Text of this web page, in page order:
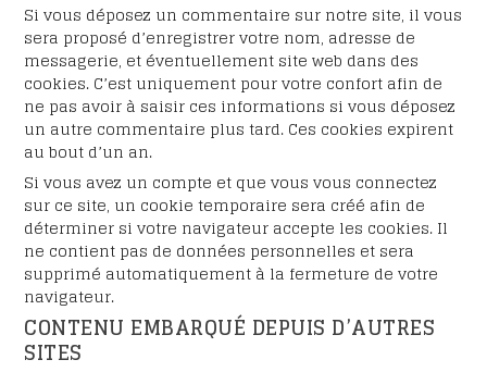
Si vous déposez un commentaire sur notre site, il vous
sera proposé d’enregistrer votre nom, adresse de
messagerie, et éventuellement site web dans des
cookies. C’est uniquement pour votre confort afin de
ne pas avoir à saisir ces informations si vous déposez
un autre commentaire plus tard. Ces cookies expirent
au bout d’un an.
Si vous avez un compte et que vous vous connectez
sur ce site, un cookie temporaire sera créé afin de
déterminer si votre navigateur accepte les cookies. Il
ne contient pas de données personnelles et sera
supprimé automatiquement à la fermeture de votre
navigateur.
CONTENU EMBARQUÉ DEPUIS D’AUTRES
SITES